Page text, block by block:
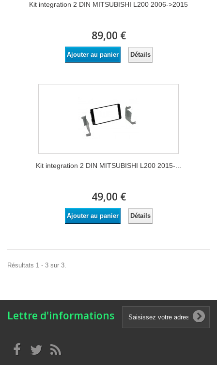
Kit integration 2 DIN MITSUBISHI L200 2006->2015
89,00 €
Ajouter au panier Détails
Kit integration 2 DIN MITSUBISHI L200 2015-...
49,00 €
Ajouter au panier Détails
Résultats 1 - 3 sur 3.
Lettre d'informations